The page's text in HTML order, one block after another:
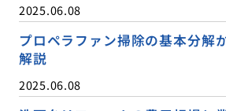
2025.06.08
プロペラファン掃除の基本分解
解説
2025.06.08